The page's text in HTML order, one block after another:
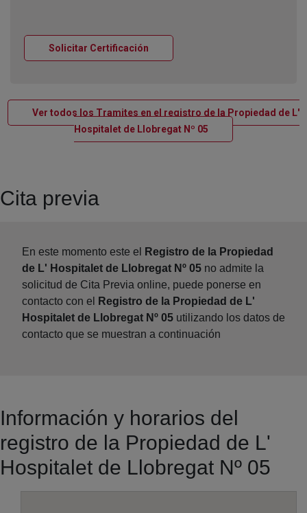
Solicitar Certificación
Ver todos los Tramites en el registro de la Propiedad de L'
Hospitalet de Llobregat Nº 05 Ventana nueva
Cita previa
En este momento este el
Registro de la Propiedad
de L' Hospitalet de Llobregat Nº 05 no admite la
solicitud de Cita Previa online, puede ponerse en
contacto con el
Registro de la Propiedad de L'
Hospitalet de Llobregat Nº 05 utilizando los datos de
contacto que se muestran a continuación
Información y horarios del
registro de la Propiedad de L'
Hospitalet de Llobregat Nº 05